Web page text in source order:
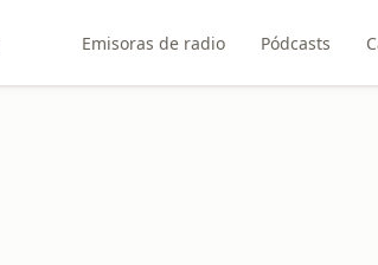
Emisoras de radio Pódcasts